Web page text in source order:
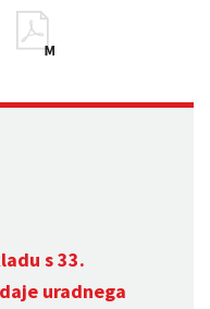
s 33.
uradnega